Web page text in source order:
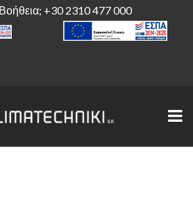
+30 2310 477 000